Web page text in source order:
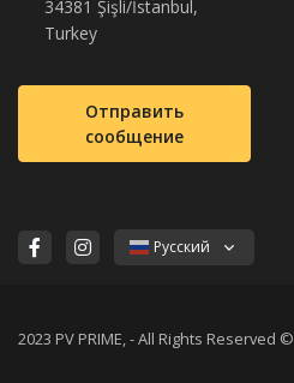
34381 Şişli/İstanbul,
Turkey
Отправить
сообщение
Русский
2023 PV PRIME, - All Rights Reserved ©